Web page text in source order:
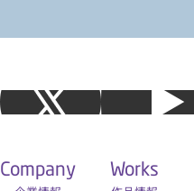
Company Works